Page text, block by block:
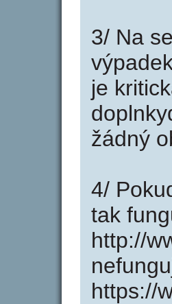
3/ Na
je
žádný
4/
tak
http://
https://